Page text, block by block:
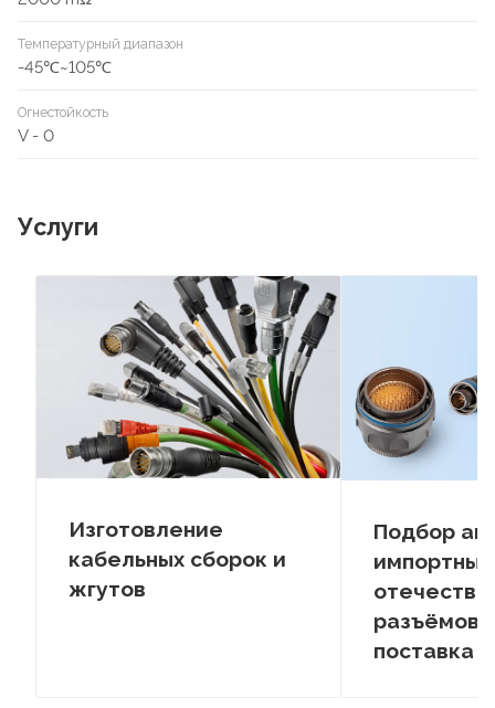
Температурный диапазон
-45℃~105℃
Огнестойкость
V - 0
Услуги
Изготовление
кабельных сборок и
жгутов
Подбор
разъёмов
поставка